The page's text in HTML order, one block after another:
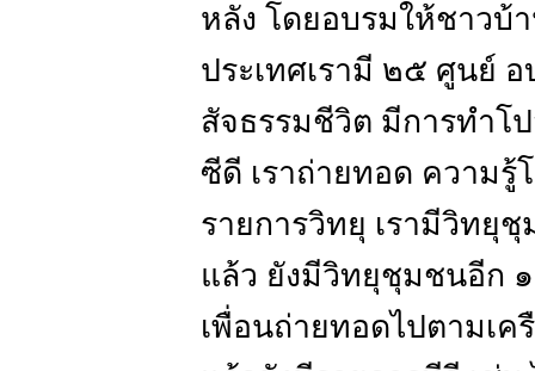
หลัง โดยอบรมให้ชาวบ้
ประเทศเรามี ๒๕ ศูนย์
สัจธรรมชีวิต มีการทำโ
ซีดี เราถ่ายทอด ความ
รายการวิทยุ เรามีวิทยุ
แล้ว ยังมีวิทยุชุมชนอีก
เพื่อนถ่ายทอดไปตามเค